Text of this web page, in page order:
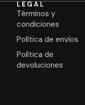
LEGAL
Términos y
condiciones
Política de envíos
Política de
devoluciones